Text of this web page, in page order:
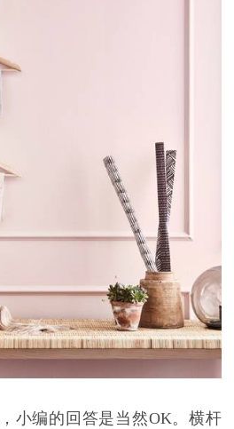
，小编的回答是当然OK。横杆